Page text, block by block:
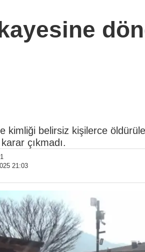
kimliği belirsiz kişilerce
çıkmadı.
21:03